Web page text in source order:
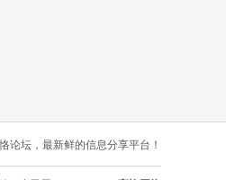
论坛，最新鲜的信息分享平台！